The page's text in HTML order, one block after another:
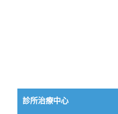
診所治療中心